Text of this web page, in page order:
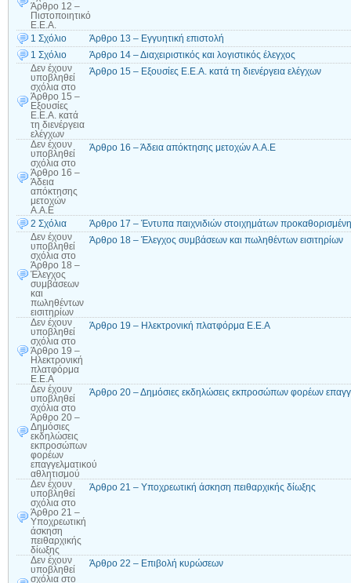
Άρθρο 12 –
Πιστοποιητικό
Ε.Ε.Α.
1 Σχόλιο
Άρθρο 13 – Εγγυητική επιστολή
1 Σχόλιο
Άρθρο 14 – Διαχειριστικός και λογιστικός έλεγχος
Δεν έχουν
υποβληθεί
σχόλια στο
Άρθρο 15 –
Εξουσίες
Ε.Ε.Α. κατά
τη διενέργεια
ελέγχων
Άρθρο 15 – Εξουσίες Ε.Ε.Α. κατά τη διενέργεια ελέγχων
Δεν έχουν
υποβληθεί
σχόλια στο
Άρθρο 16 –
Άδεια
απόκτησης
μετοχών
Α.Α.Ε
Άρθρο 16 – Άδεια απόκτησης μετοχών Α.Α.Ε
2 Σχόλια
Άρθρο 17 – Έντυπα παιχνιδιών στοιχημάτων
Δεν έχουν
υποβληθεί
σχόλια στο
Άρθρο 18 –
Έλεγχος
συμβάσεων
και
πωληθέντων
εισιτηρίων
Άρθρο 18 – Έλεγχος συμβάσεων και πωληθέντων εισιτηρίων
Δεν έχουν
υποβληθεί
σχόλια στο
Άρθρο 19 –
Ηλεκτρονική
πλατφόρμα
Ε.Ε.Α
Άρθρο 19 – Ηλεκτρονική πλατφόρμα Ε.Ε.Α
Δεν έχουν
υποβληθεί
σχόλια στο
Άρθρο 20 –
Δημόσιες
εκδηλώσεις
εκπροσώπων
φορέων
επαγγελματικού
αθλητισμού
Άρθρο 20 – Δημόσιες εκδηλώσεις εκπροσώπων φορέων
Δεν έχουν
υποβληθεί
σχόλια στο
Άρθρο 21 –
Υποχρεωτική
άσκηση
πειθαρχικής
δίωξης
Άρθρο 21 – Υποχρεωτική άσκηση πειθαρχικής δίωξης
Δεν έχουν
υποβληθεί
σχόλια στο
Άρθρο 22 – Επιβολή κυρώσεων